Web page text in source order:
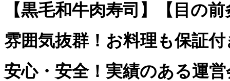
【黒毛和牛肉寿司】【目の
雰囲気抜群！お料理も保証
安心・安全！実績のある運